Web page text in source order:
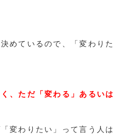
めているので、「変わり
、ただ「変わる」あるい
変わりたい」って言う人